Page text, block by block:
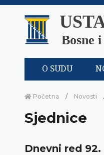
Bosne
O SUDU
Početna Novosti
Sjednice
Dnevni red